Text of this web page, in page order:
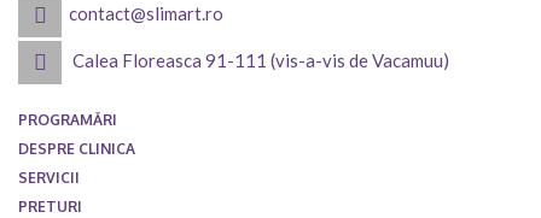
contact@slimart.ro
Calea Floreasca 91-111 (vis-a-vis de Vacamuu)
PROGRAMĂRI
DESPRE CLINICA
SERVICII
PRETURI